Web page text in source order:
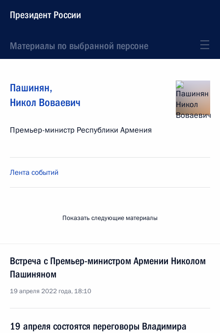
Президент России
Материалы по выбранной персоне
Пашинян,
Никол Воваевич
Премьер-министр Республики Армения
Лента событий
Показать следующие материалы
Встреча с Премьер-министром Армении Николом
Пашиняном
19 апреля 2022 года, 18:10
19 апреля состоятся переговоры Владимира